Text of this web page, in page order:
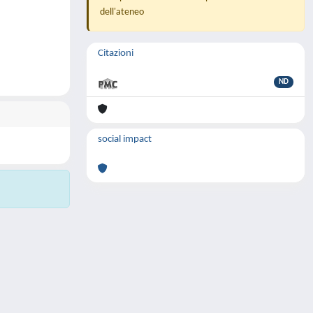
dell'ateneo
Citazioni
ND
social impact